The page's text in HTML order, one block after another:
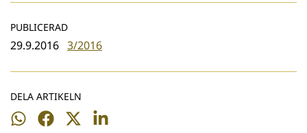
PUBLICERAD
29.9.2016 3/2016
DELA ARTIKELN
Dela
Dela
Dela
Dela